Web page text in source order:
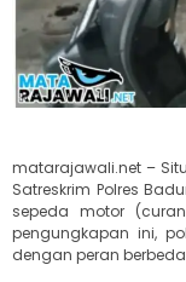
matarajawali.net –
Satreskrim Polres
sepeda motor
pengungkapan ini,
dengan peran